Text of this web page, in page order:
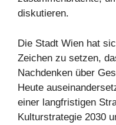
diskutieren.
Die Stadt Wien hat
Zeichen zu setzen,
Nachdenken über
Heute
einer langfristigen
Kulturstrategie 2030